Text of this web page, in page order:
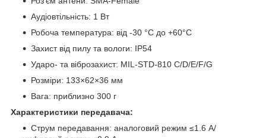
Аудіовтільність: 1 Вт
Робоча температура: від -30 °C до +60°C
Захист від пилу та вологи: IP54
Ударо- та віброзахист: MIL-STD-810 C/D/E/F/G
Розміри: 133×62×36 мм
Вага: приблизно 300 г
Характеристики передавача:
Струм передавання: аналоговий режим ≤1.6 A/